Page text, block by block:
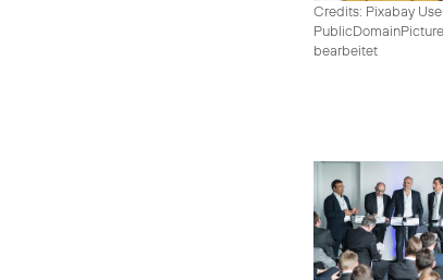
Credits: Pixabay
bearbeitet